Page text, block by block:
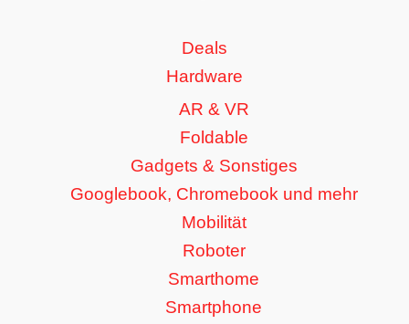
Deals
Hardware
AR & VR
Foldable
Gadgets & Sonstiges
Googlebook, Chromebook und mehr
Mobilität
Roboter
Smarthome
Smartphone